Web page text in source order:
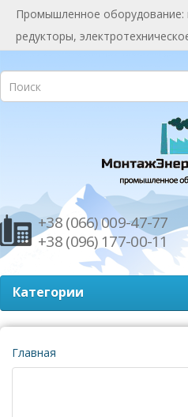
Промышленное оборудование:
редукторы,
+38 (066) 009-47-77
+38 (096) 177-00-11
Категории
Главная